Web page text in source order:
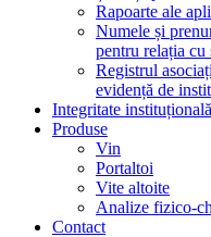
Rapoarte ale
Numele și
pentru relația cu
Registrul
evidență de
Integritate instituțională
Produse
Vin
Portaltoi
Vite altoite
Analize fizico-
Contact